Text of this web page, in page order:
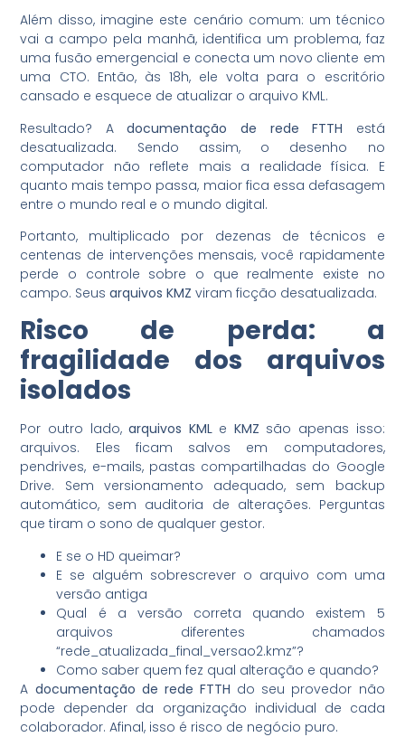
Além disso, imagine este cenário comum: um técnico
vai a campo pela manhã, identifica um problema, faz
uma fusão emergencial e conecta um novo cliente em
uma CTO. Então, às 18h, ele volta para o escritório
cansado e esquece de atualizar o arquivo KML.
Resultado? Adocumentação de rede FTTH está
desatualizada. Sendo assim, o desenho no
computador não reflete mais a realidade física. E
quanto mais tempo passa, maior fica essa defasagem
entre o mundo real e o mundo digital.
Portanto, multiplicado por dezenas de técnicos e
centenas de intervenções mensais, você rapidamente
perde o controle sobre o que realmente existe no
campo. Seusarquivos KMZ viram ficção desatualizada.
Risco de perda: a
fragilidade dos arquivos
isolados
Por outro lado,arquivos KMLe KMZ são apenas isso:
arquivos. Eles ficam salvos em computadores,
pendrives, e-mails, pastas compartilhadas do Google
Drive. Sem versionamento adequado, sem backup
automático, sem auditoria de alterações. Perguntas
que tiram o sono de qualquer gestor.
E se o HD queimar?
E se alguém sobrescrever o arquivo com uma
versão antiga
Qual é a versão correta quando existem 5
arquivos diferentes chamados
“rede_atualizada_final_versao2.kmz”?
Como saber quem fez qual alteração e quando?
A documentação de rede FTTH do seu provedor não
pode depender da organização individual de cada
colaborador. Afinal, isso é risco de negócio puro.